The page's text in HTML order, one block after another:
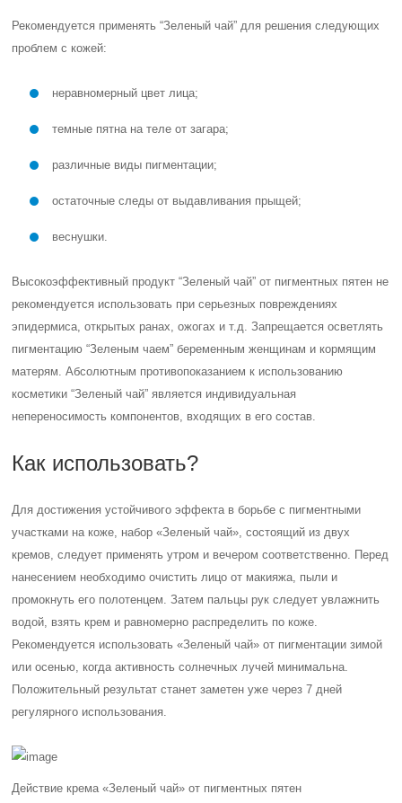
Рекомендуется применять “Зеленый чай” для решения следующих
проблем с кожей:
неравномерный цвет лица;
темные пятна на теле от загара;
различные виды пигментации;
остаточные следы от выдавливания прыщей;
веснушки.
Высокоэффективный продукт “Зеленый чай” от пигментных пятен не
рекомендуется использовать при серьезных повреждениях
эпидермиса, открытых ранах, ожогах и т.д. Запрещается осветлять
пигментацию “Зеленым чаем” беременным женщинам и кормящим
матерям. Абсолютным противопоказанием к использованию
косметики “Зеленый чай” является индивидуальная
непереносимость компонентов, входящих в его состав.
Как использовать?
Для достижения устойчивого эффекта в борьбе с пигментными
участками на коже, набор «Зеленый чай», состоящий из двух
кремов, следует применять утром и вечером соответственно. Перед
нанесением необходимо очистить лицо от макияжа, пыли и
промокнуть его полотенцем. Затем пальцы рук следует увлажнить
водой, взять крем и равномерно распределить по коже.
Рекомендуется использовать «Зеленый чай» от пигментации зимой
или осенью, когда активность солнечных лучей минимальна.
Положительный результат станет заметен уже через 7 дней
регулярного использования.
Действие крема «Зеленый чай» от пигментных пятен